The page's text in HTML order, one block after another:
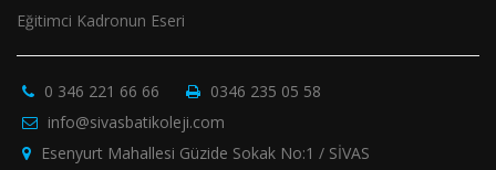
Eğitimci Kadronun Eseri
0 346 221 66 66
0346 235 05 58
info@sivasbatikoleji.com
Esenyurt Mahallesi Güzide Sokak No:1 / SİVAS